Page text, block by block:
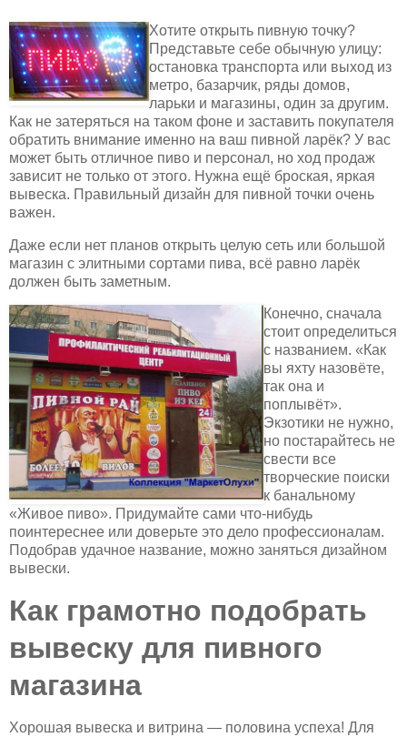
Хотите открыть пивную точку?
Представьте себе обычную улицу:
остановка транспорта или выход из
метро, базарчик, ряды домов,
ларьки и магазины, один за другим.
Как не затеряться на таком фоне и заставить покупателя
обратить внимание именно на ваш пивной ларёк? У вас
может быть отличное пиво и персонал, но ход продаж
зависит не только от этого. Нужна ещё броская, яркая
вывеска. Правильный дизайн для пивной точки очень
важен.
Даже если нет планов открыть целую сеть или большой
магазин с элитными сортами пива, всё равно ларёк
должен быть заметным.
Конечно, сначала
стоит определиться
с названием. «Как
вы яхту назовёте,
так она и
поплывёт».
Экзотики не нужно,
но постарайтесь не
свести все
творческие поиски
к банальному
«Живое пиво». Придумайте сами что-нибудь
поинтереснее или доверьте это дело профессионалам.
Подобрав удачное название, можно заняться дизайном
вывески.
Как грамотно подобрать
вывеску для пивного
магазина
Хорошая вывеска и витрина — половина успеха! Для